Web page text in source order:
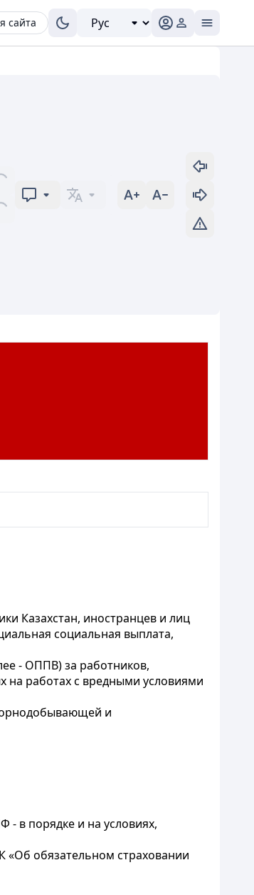
сайта
Казахстан, иностранцев и лиц
социальная выплата,
- ОППВ) за работников,
на работах с вредными условиями
и
- в порядке и на условиях,
«Об обязательном страховании